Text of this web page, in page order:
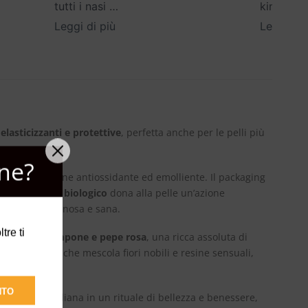
tutti i nasi …
Leggi di più
kind
Leggi di
e protettive, perfetta anche per le pelli più
per un’azione antiossidante ed emolliente. Il packaging
melograno biologico dona alla pelle un’azione
la cute luminosa e sana.
lampone e pepe rosa, una ricca assoluta di
perfetta che mescola fiori nobili e resine sensuali,
quotidiana in un rituale di bellezza e benessere,
ti